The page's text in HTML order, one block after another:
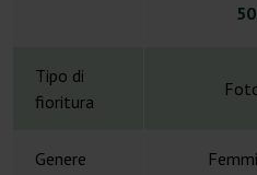
Tipo di
fioritura
Genere